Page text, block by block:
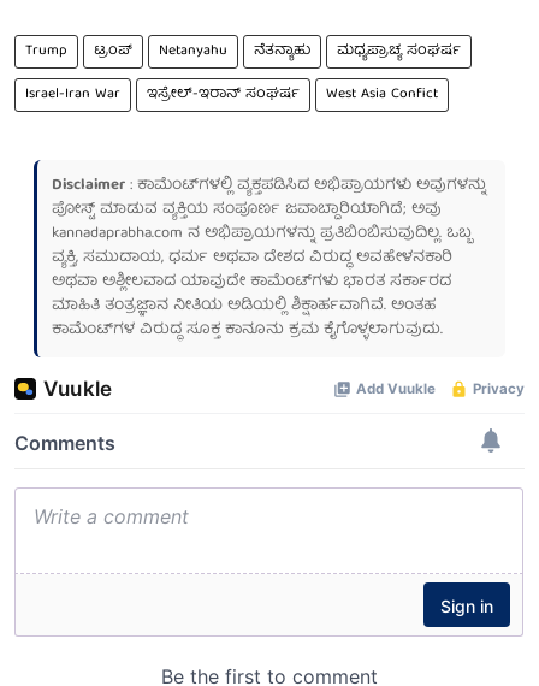
Trump ಟ್ರಂಪ್ Netanyahu ನೆತನ್ಯಾಹು
ಮಧ್ಯಪ್ರಾಚ್ಯ ಸಂಘರ್ಷ
Israel-Iran War
ಇಸ್ರೇಲ್-ಇರಾನ್ ಸಂಘರ್ಷ West Asia Confict
Disclaimer: ಕಾಮೆಂಟ್‌ಗಳಲ್ಲಿ ವ್ಯಕ್ತಪಡಿಸಿದ ಅಭಿಪ್ರಾಯಗಳು ಅವುಗಳನ್ನು
ಪೋಸ್ಟ್ ಮಾಡುವ ವ್ಯಕ್ತಿಯ ಸಂಪೂರ್ಣ ಜವಾಬ್ದಾರಿಯಾಗಿದೆ; ಅವು
kannadaprabha.com ನ ಅಭಿಪ್ರಾಯಗಳನ್ನು ಪ್ರತಿಬಿಂಬಿಸುವುದಿಲ್ಲ. ಒಬ್ಬ
ವ್ಯಕ್ತಿ, ಸಮುದಾಯ, ಧರ್ಮ ಅಥವಾ ದೇಶದ ವಿರುದ್ಧ ಅವಹೇಳನಕಾರಿ
ಅಥವಾ ಅಶ್ಲೀಲವಾದ ಯಾವುದೇ ಕಾಮೆಂಟ್‌ಗಳು ಭಾರತ ಸರ್ಕಾರದ
ಮಾಹಿತಿ ತಂತ್ರಜ್ಞಾನ ನೀತಿಯ ಅಡಿಯಲ್ಲಿ ಶಿಕ್ಷಾರ್ಹವಾಗಿವೆ. ಅಂತಹ
ಕಾಮೆಂಟ್‌ಗಳ ವಿರುದ್ಧ ಸೂಕ್ತ ಕಾನೂನು ಕ್ರಮ ಕೈಗೊಳ್ಳಲಾಗುವುದು.